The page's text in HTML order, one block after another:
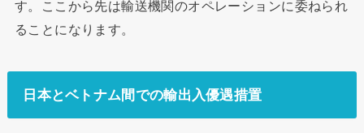
す。ここから先は輸送機関のオペレーションに委ねられ
ることになります。
日本とベトナム間での輸出入優遇措置